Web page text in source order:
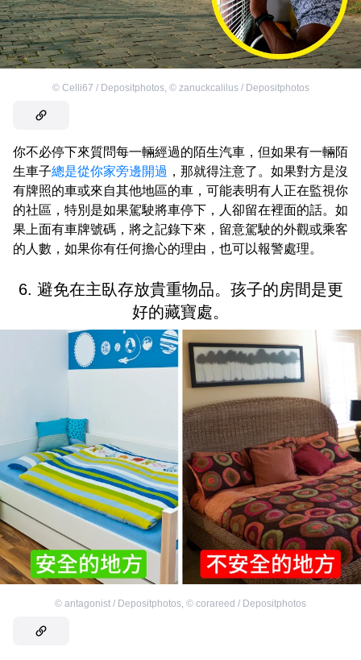
© Celli67 / Depositphotos, © zanuckcalilus / Depositphotos
你不必停下來質問每一輛經過的陌生汽車，但如果有一輛陌
生車子總是從你家旁邊開過 ，那就得注意了。如果對方是沒
有牌照的車或來自其他地區的車，可能表明有人正在監視你
的社區，特別是如果駕駛將車停下，人卻留在裡面的話。如
果上面有車牌號碼，將之記錄下來，留意駕駛的外觀或乘客
的人數，如果你有任何擔心的理由，也可以報警處理。
6. 避免在主臥存放貴重物品。孩子的房間是更
好的藏寶處。
© antagonist / Depositphotos, © corareed / Depositphotos